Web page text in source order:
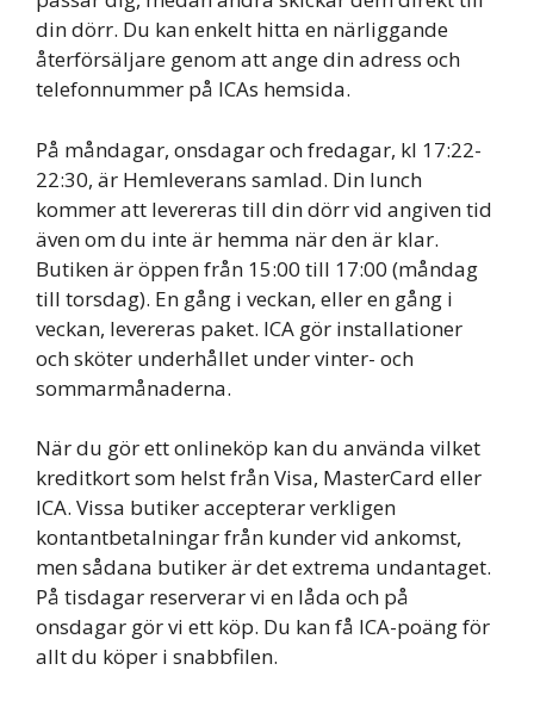
din dörr. Du kan enkelt hitta en närliggande
återförsäljare genom att ange din adress och
telefonnummer på ICAs hemsida.
På måndagar, onsdagar och fredagar, kl 17:22-
22:30, är Hemleverans samlad. Din lunch
kommer att levereras till din dörr vid angiven tid
även om du inte är hemma när den är klar.
Butiken är öppen från 15:00 till 17:00 (måndag
till torsdag). En gång i veckan, eller en gång i
veckan, levereras paket. ICA gör installationer
och sköter underhållet under vinter- och
sommarmånaderna.
När du gör ett onlineköp kan du använda vilket
kreditkort som helst från Visa, MasterCard eller
ICA. Vissa butiker accepterar verkligen
kontantbetalningar från kunder vid ankomst,
men sådana butiker är det extrema undantaget.
På tisdagar reserverar vi en låda och på
onsdagar gör vi ett köp. Du kan få ICA-poäng för
allt du köper i snabbfilen.